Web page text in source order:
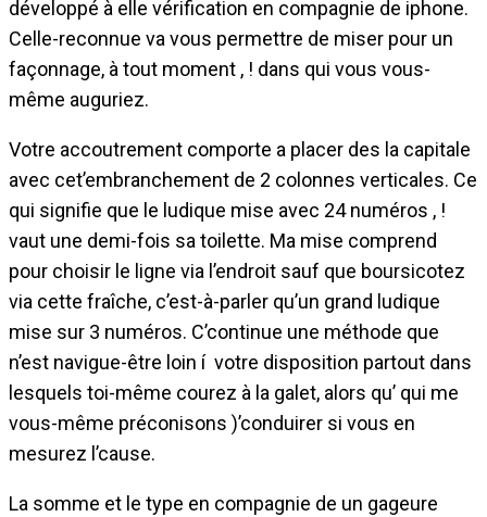
développé à elle vérification en compagnie de iphone.
Celle-reconnue va vous permettre de miser pour un
façonnage, à tout moment , ! dans qui vous vous-
même auguriez.
Votre accoutrement comporte a placer des la capitale
avec cet’embranchement de 2 colonnes verticales. Ce
qui signifie que le ludique mise avec 24 numéros , !
vaut une demi-fois sa toilette. Ma mise comprend
pour choisir le ligne via l’endroit sauf que boursicotez
via cette fraîche, c’est-à-parler qu’un grand ludique
mise sur 3 numéros. C’continue une méthode que
n’est navigue-être loin í votre disposition partout dans
lesquels toi-même courez à la galet, alors qu’ qui me
vous-même préconisons )’conduirer si vous en
mesurez l’cause.
La somme et le type en compagnie de un gageure